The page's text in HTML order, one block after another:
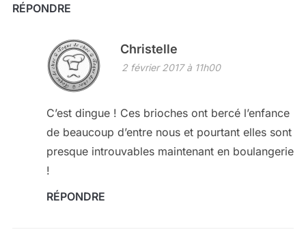
RÉPONDRE
Christelle
2 février 2017 à 11h00
C’est dingue ! Ces brioches ont bercé l’enfance
de beaucoup d’entre nous et pourtant elles sont
presque introuvables maintenant en boulangerie
!
RÉPONDRE